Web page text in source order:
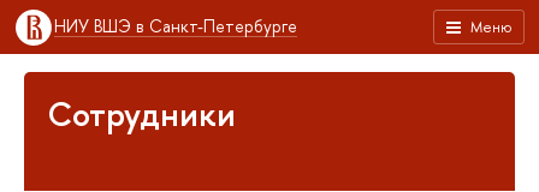
Меню
НИУ ВШЭ в Санкт-Петербурге
Сотрудники